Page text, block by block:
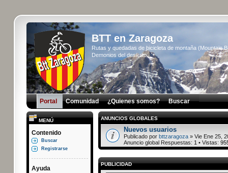
BTT en Zaragoza
Rutas y quedadas de bicicleta de montaña (Mountain
Demonios del desierto...
Portal Comunidad ¿Quienes somos? Buscar
MENÚ
Contenido
Buscar
Registrarse
Ayuda
ANUNCIOS GLOBALES
Nuevos usuarios
Publicado por bttzaragoza» Vie Ene 25,
Anuncio global Respuestas: 1 • Vistas:
PUBLICIDAD